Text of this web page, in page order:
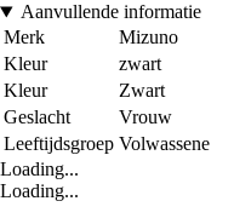
Aanvullende informatie
Merk
Mizuno
Kleur
zwart
Kleur
Zwart
Geslacht
Vrouw
Leeftijdsgroep Volwassene
Loading...
Loading...